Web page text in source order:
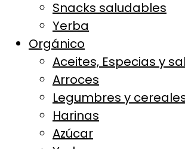
Snacks saludables
Yerba
Orgánico
Aceites, Especias y
Arroces
Legumbres y
Harinas
Azúcar